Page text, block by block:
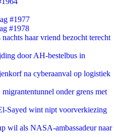
#1977
#1978
haar vriend bezocht terecht
door AH-bestelbus in
na cyberaanval op logistiek
onder grens met
Sayed wint nipt voorverkiezing
wil als NASA-ambassadeur naar